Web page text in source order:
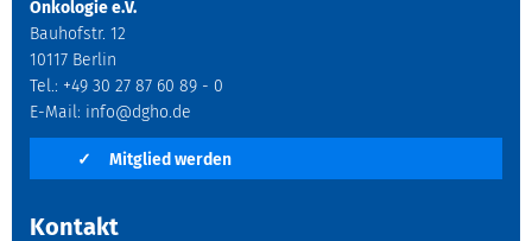
Onkologie e.V.
Bauhofstr. 12
10117 Berlin
Tel.: +49 30 27 87 60 89 - 0
E-Mail: info@dgho.de
✓ Mitglied werden
Kontakt